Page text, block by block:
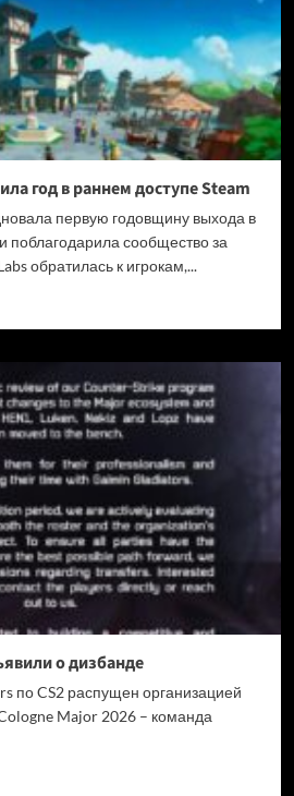
год в раннем доступе Steam
первую годовщину выхода в
поблагодарила сообщество за
обратилась к игрокам,...
о дизбанде
по CS2 распущен организацией
Major 2026 – команда